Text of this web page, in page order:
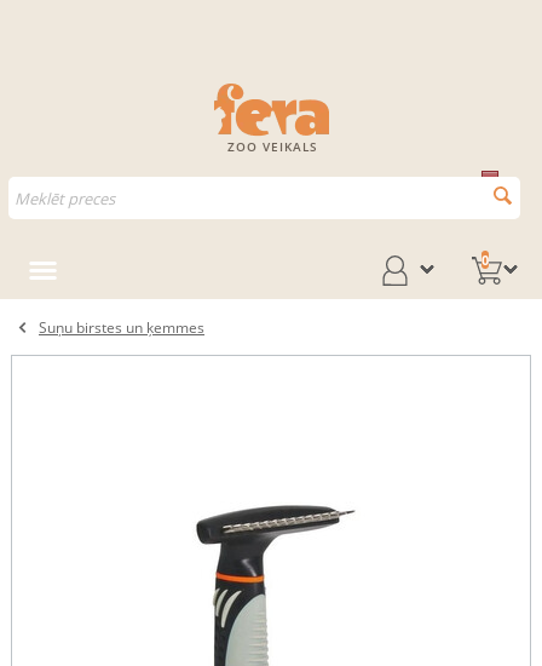
ZOO VEIKALS
0
Suņu birstes un ķemmes